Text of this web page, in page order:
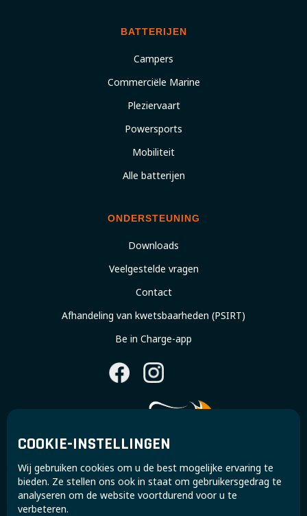
COOKIE-INSTELLINGEN
Wij gebruiken cookies om u de best mogelijke ervaring te
bieden. Ze stellen ons ook in staat om gebruikersgedrag te
analyseren om de website voortdurend voor u te
verbeteren.
Sluit aan bij de Super B-community en ontvang
exclusieve updates en inzichten.
BATTERIJEN
Campers
Commerciële Marine
Pleziervaart
Powersports
Mobiliteit
Alle batterijen
ONDERSTEUNING
Downloads
Veelgestelde vragen
Contact
Afhandeling van kwetsbaarheden (PSIRT)
Be in Charge-app